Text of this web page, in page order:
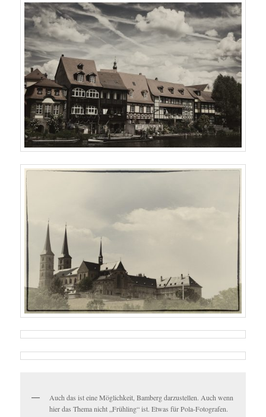
Auch das ist eine Möglichkeit, Bamberg darzustellen. Auch wenn
hier das Thema nicht „Frühling“ ist. Etwas für Pola-Fotografen.